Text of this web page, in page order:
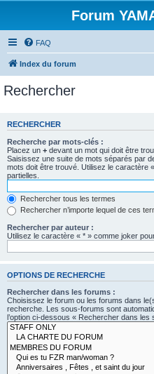
Forum
FAQ
Index du forum
Rechercher
RECHERCHER
Recherche par mots-clés :
Placez un + devant un mot qui doit être
Saisissez une suite de mots séparés par
mots doit être trouvé. Utilisez le caractère
partielles.
Rechercher tous les termes
Rechercher n’importe lequel de ces
Rechercher par auteur :
Utilisez le caractère « * » comme joker
OPTIONS DE RECHERCHE
Rechercher dans les forums :
Choisissez le forum ou les forums dans
recherche. Les sous-forums sont
l’option ci-dessous « Rechercher dans les